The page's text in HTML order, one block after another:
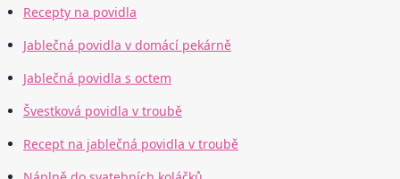
Recepty na povidla
Jablečná povidla v domácí pekárně
Jablečná povidla s octem
Švestková povidla v troubě
Recept na jablečná povidla v troubě